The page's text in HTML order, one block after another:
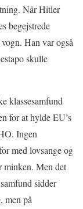
Når Hitler
begejstrede
Han var også
skulle
klassesamfund
for at hylde EU’s
Ingen
med lovsange og
minken. Men det
sidder
men på